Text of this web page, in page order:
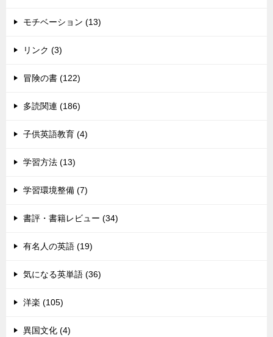
モチベーション (13)
リンク (3)
冒険の書 (122)
多読関連 (186)
子供英語教育 (4)
学習方法 (13)
学習環境整備 (7)
書評・書籍レビュー (34)
有名人の英語 (19)
気になる英単語 (36)
洋楽 (105)
異国文化 (4)